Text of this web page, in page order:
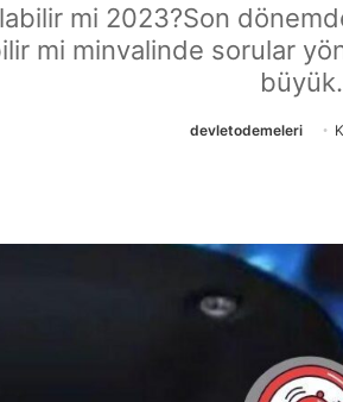
mi 2023?Son
mi minvalinde sorular
devletodemeleri